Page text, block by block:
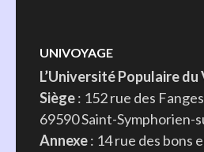
UNIVOYAGE
L’Université Populaire
Siège: 152 rue des Fanges
69590 Saint-Symphorien-
Annexe: 14 rue des bons